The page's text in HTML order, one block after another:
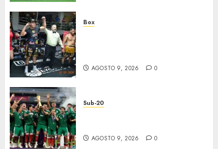
Box
AGOSTO 9, 2026 0
Sub-20
AGOSTO 9, 2026 0